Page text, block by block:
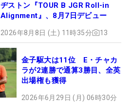
ヂストン『TOUR B JGR Roll-in
Alignment』、8月7日デビュー
2026年8月8日 (土) 11時35分 13
金子駆大は11位 E・チャカ
ラが2連勝で通算3勝目、全英
出場権も獲得
2026年6月29日 (月) 06時30分